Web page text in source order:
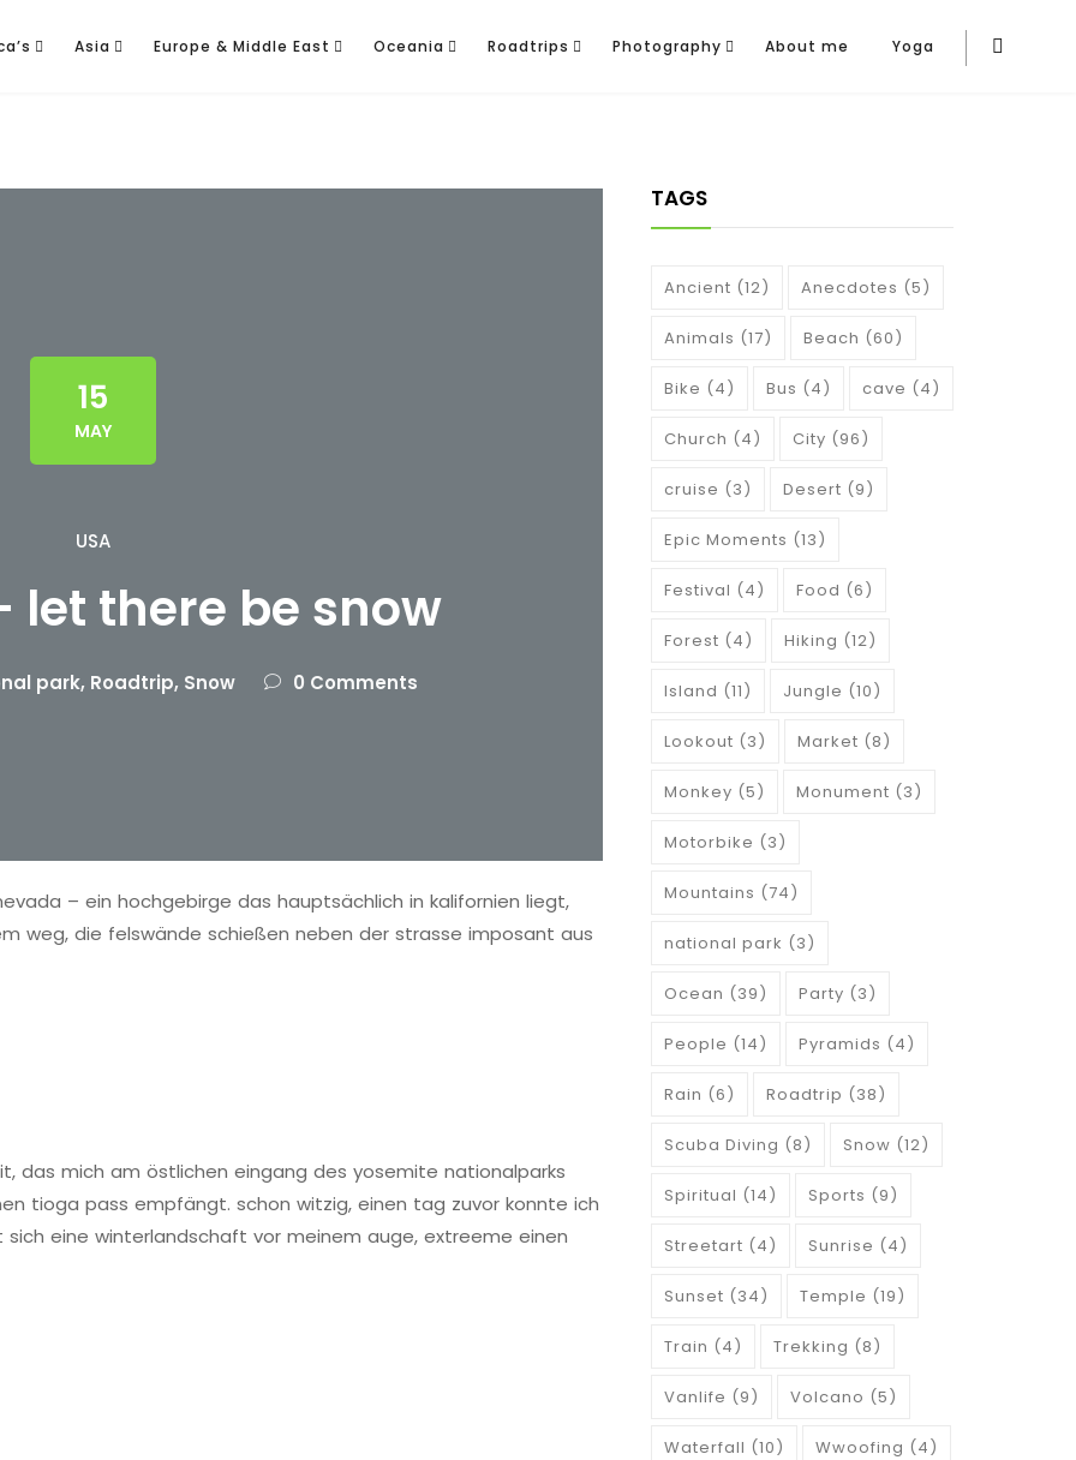
Asia Europe & Middle East Oceania Roadtrips Photography About me Yoga
15
MAY
USA
let there be snow
park, Roadtrip, Snow 0 Comments
– ein hochgebirge das hauptsächlich in kalifornien liegt,
weg, die felswände schießen neben der strasse imposant aus
das mich am östlichen eingang des yosemite nationalparks
tioga pass empfängt. schon witzig, einen tag zuvor konnte ich
eine winterlandschaft vor meinem auge, extreeme einen
TAGS
Ancient (12) Anecdotes (5)
Animals (17) Beach (60)
Bike (4) Bus (4) cave (4)
Church (4) City (96)
cruise (3) Desert (9)
Epic Moments (13)
Festival (4) Food (6)
Forest (4) Hiking (12)
Island (11) Jungle (10)
Lookout (3) Market (8)
Monkey (5) Monument (3)
Motorbike (3)
Mountains (74)
national park (3)
Ocean (39) Party (3)
People (14) Pyramids (4)
Rain (6) Roadtrip (38)
Scuba Diving (8) Snow (12)
Spiritual (14) Sports (9)
Streetart (4) Sunrise (4)
Sunset (34) Temple (19)
Train (4) Trekking (8)
Vanlife (9) Volcano (5)
Waterfall (10) Wwoofing (4)